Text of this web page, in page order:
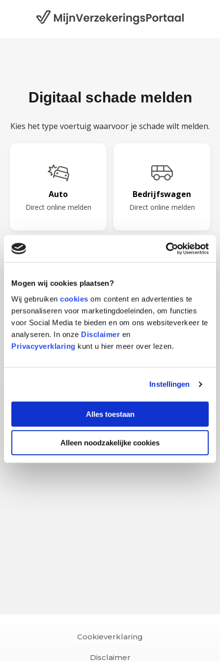
Mogen wij cookies plaatsen?
Wij gebruiken cookies om content en advertenties te
personaliseren voor marketingdoeleinden, om functies
voor Social Media te bieden en om ons websiteverkeer te
analyseren. In onze Disclaimer en
Privacyverklaring kunt u hier meer over lezen.
Instellingen
Alles toestaan
Alleen noodzakelijke cookies
Digitaal schade melden
Kies het type voertuig waarvoor je schade wilt melden.
Auto
Direct online melden
Bedrijfswagen
Direct online melden
Oldtimer
Neem contact met ons
op
Neem contact met ons
op
Cookieverklaring
Disclaimer